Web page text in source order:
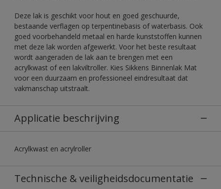
Deze lak is geschikt voor hout en goed geschuurde,
bestaande verflagen op terpentinebasis of waterbasis. Ook
goed voorbehandeld metaal en harde kunststoffen kunnen
met deze lak worden afgewerkt. Voor het beste resultaat
wordt aangeraden de lak aan te brengen met een
acrylkwast of een lakviltroller. Kies Sikkens Binnenlak Mat
voor een duurzaam en professioneel eindresultaat dat
vakmanschap uitstraalt.
Applicatie beschrijving
Acrylkwast en acrylroller
Technische & veiligheidsdocumentatie